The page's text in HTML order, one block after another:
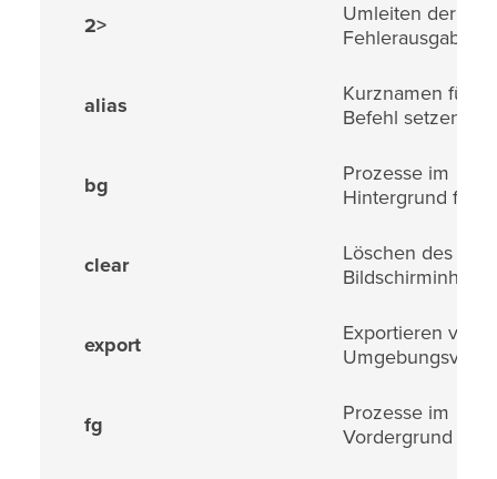
2>
Umleiten der
Fehlerausgabe
alias
Kurznamen für
Befehl setzen
bg
Prozesse im
Hintergrund
clear
Löschen des
export
Exportieren von
fg
Prozesse im
Vordergrund